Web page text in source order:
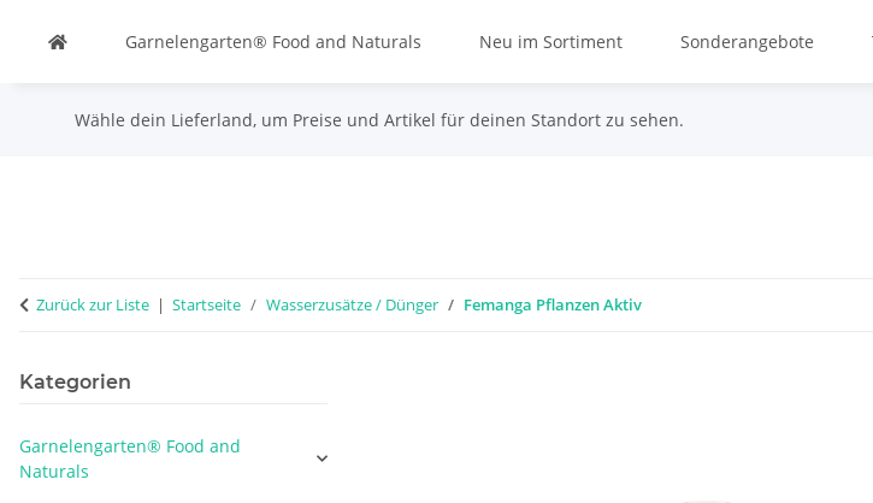
Garnelengarten® Food and Naturals Neu im Sortiment Sonderangebote
Wähle dein Lieferland, um Preise und Artikel für deinen Standort zu sehen.
Zurück zur Liste Startseite Wasserzusätze / Dünger Femanga Pflanzen Aktiv
Kategorien
Garnelengarten® Food and
Naturals